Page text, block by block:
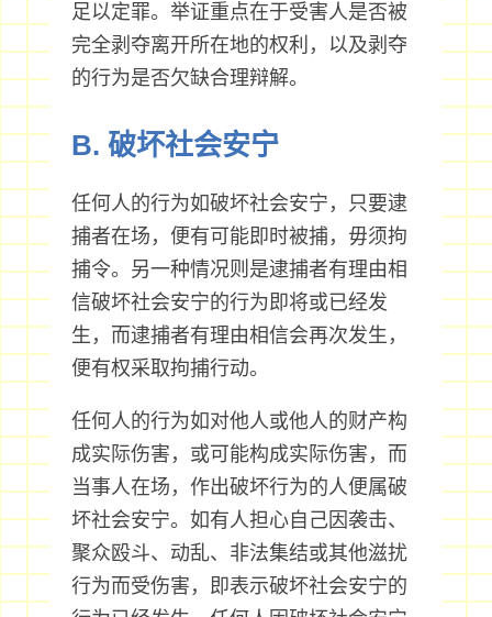
足以定罪。举证重点在于受害人是否被
完全剥夺离开所在地的权利，以及剥夺
的行为是否欠缺合理辩解。
B. 破坏社会安宁
任何人的行为如破坏社会安宁，只要逮
捕者在场，便有可能即时被捕，毋须拘
捕令。另一种情况则是逮捕者有理由相
信破坏社会安宁的行为即将或已经发
生，而逮捕者有理由相信会再次发生，
便有权采取拘捕行动。
任何人的行为如对他人或他人的财产构
成实际伤害，或可能构成实际伤害，而
当事人在场，作出破坏行为的人便属破
坏社会安宁。如有人担心自己因袭击、
聚众殴斗、动乱、非法集结或其他滋扰
行为而受伤害，即表示破坏社会安宁的